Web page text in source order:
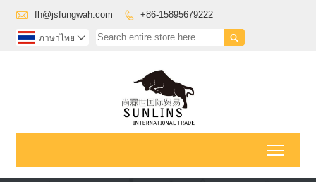
 fh@jsfungwah.com  +86-15895679222

ภาษาไทย 